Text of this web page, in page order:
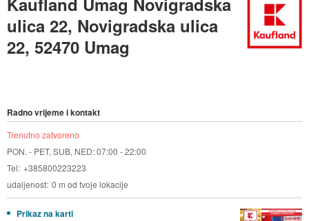
ulica 22, Novigradska ulica
22, 52470 Umag
Radno vrijeme i kontakt
Trenutno zatvoreno
PON. - PET, SUB, NED: 07:00 - 22:00
Tel +385800223223
udaljenost 0 m od tvoje lokacije
Prikaz na karti